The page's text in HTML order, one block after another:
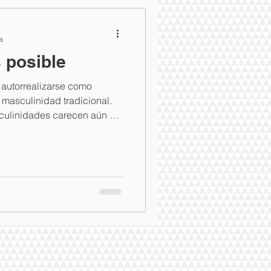
Esposa cómplice
posible
como
tradicional.
carecen aún de